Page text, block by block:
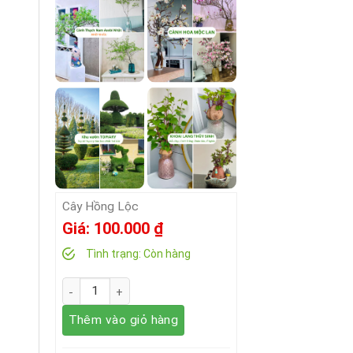
Cây Hồng Lộc
Giá: 100.000 ₫
Tình trạng: Còn hàng
Số lượng
Thêm vào giỏ hàng